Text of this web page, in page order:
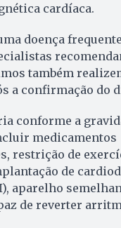
cardíaca.
doença
também
a confirmação do
conforme a
medicamentos
restrição de
de
aparelho
de reverter